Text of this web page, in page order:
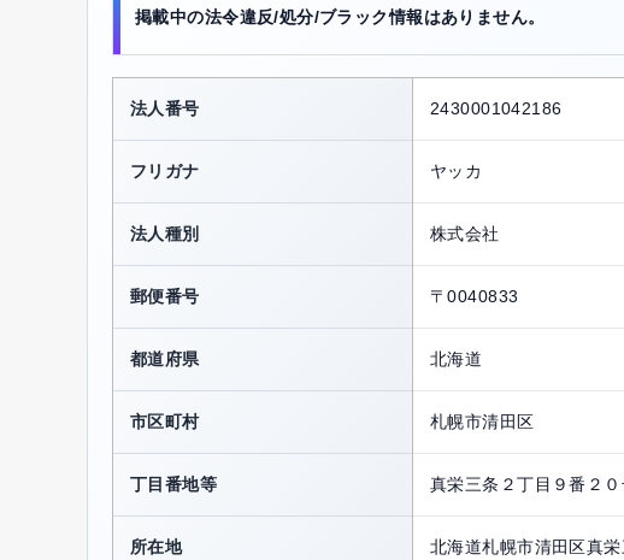
掲載中の法令違反/処分/ブラック情報はありません。
法人番号 2430001042186
フリガナ ヤッカ
法人種別 株式会社
郵便番号 〒0040833
都道府県 北海道
市区町村 札幌市清田区
丁目番地等 真栄三条２丁目９番２
所在地 北海道札幌市清田区真